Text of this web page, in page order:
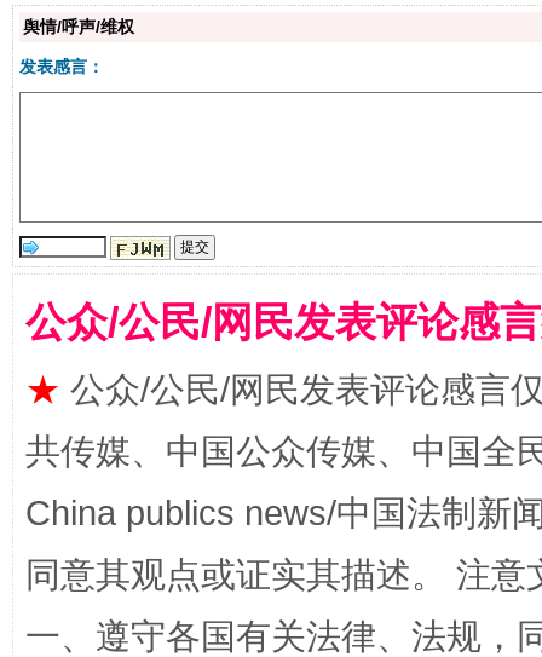
揭批美国五大"原罪"
舆情/呼声/维权
发表感言：
公众/公民/网民发表评论感
★ 公众/公民/网民发表评论感言
共传媒、中国公众传媒、中国全
China publics news/中国法制新
同意其观点或证实其描述。 注
一、遵守各国有关法律、法规，